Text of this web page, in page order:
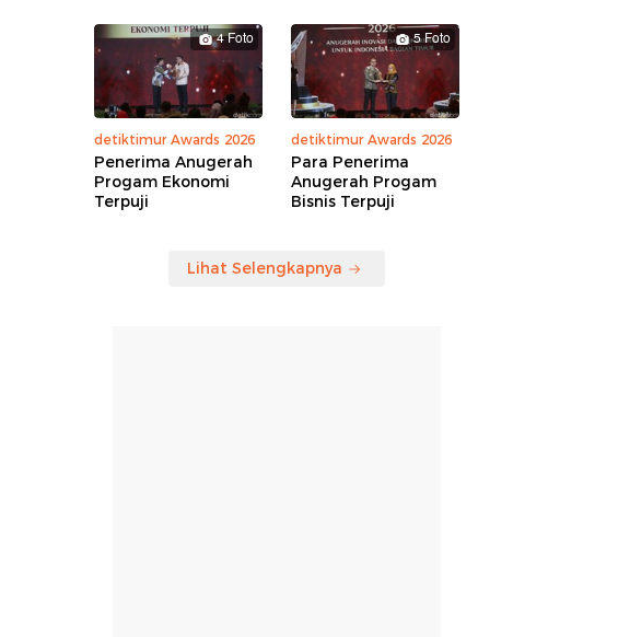
4 Foto
detiktimur Awards 2026
Penerima Anugerah
Progam Ekonomi
Terpuji
5 Foto
detiktimur Awards 2026
Para Penerima
Anugerah Progam
Bisnis Terpuji
Lihat Selengkapnya